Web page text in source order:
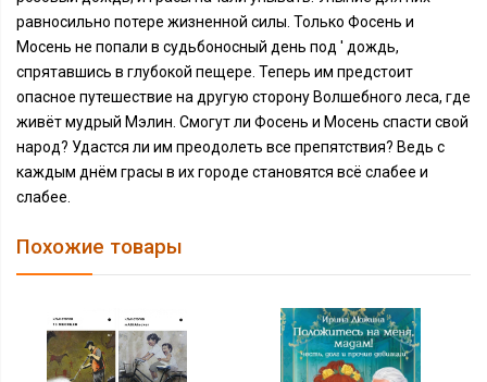
равносильно потере жизненной силы. Только Фосень и
Мосень не попали в судьбоносный день под ' дождь,
спрятавшись в глубокой пещере. Теперь им предстоит
опасное путешествие на другую сторону Волшебного леса, где
живёт мудрый Мэлин. Смогут ли Фосень и Мосень спасти свой
народ? Удастся ли им преодолеть все препятствия? Ведь с
каждым днём грасы в их городе становятся всё слабее и
слабее.
Похожие товары